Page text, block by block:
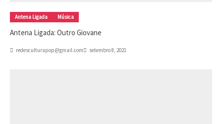
Antena Ligada Música
Antena Ligada: Outro Giovane
redesculturapop@gmail.com setembro 8, 2021